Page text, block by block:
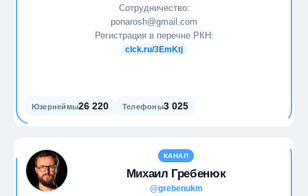
Сотрудничество:
ponarosh@gmail.com
Регистрация в перечне РКН:
clck.ru/3EmKtj
Юзернеймы26 220 Телефоны3 025
КАНАЛ
Михаил Гребенюк
@grebenukm